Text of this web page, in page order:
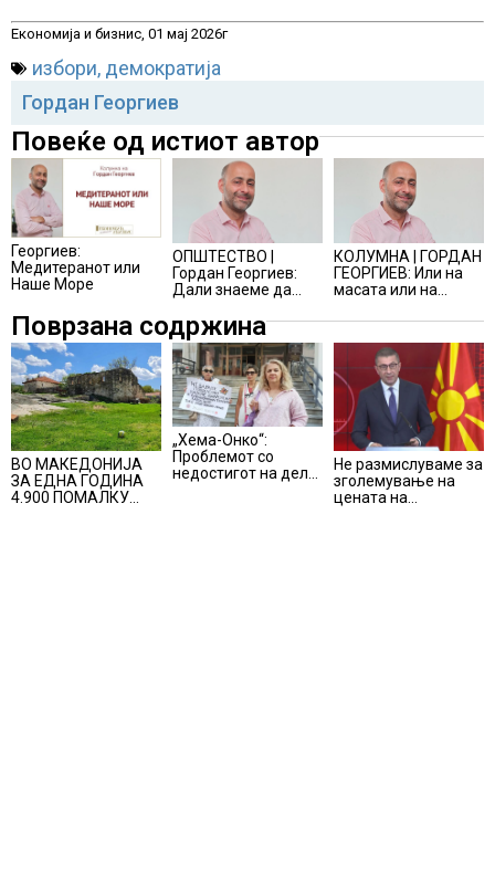
Економија и бизнис, 01 мај 2026г
избори, демократија
Гордан Георгиев
Повеќе од истиот автор
Георгиев:
Медитеранот или
Наше Море
ОПШТЕСТВО |
Гордан Георгиев:
Дали знаеме да
реформи?
КОЛУМНА | ГОРДАН
ГЕОРГИЕВ: Или на
масата или на
Поврзана содржина
ВО МАКЕДОНИЈА
ЗА ЕДНА ГОДИНА
4.900 ПОМАЛКУ
„Хема-Онко“:
Проблемот со
недостигот на дел
Не размислуваме за
зголемување на
цената на